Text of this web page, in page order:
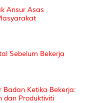
s
Ansur Asas
Sebelum Bekerja
Badan Ketika Bekerja:
dan Produktiviti